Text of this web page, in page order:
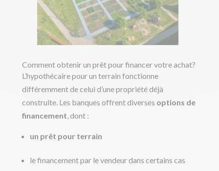
Comment obtenir un prêt pour financer votre achat?
L’hypothécaire pour un terrain fonctionne
différemment de celui d’une propriété déjà
construite. Les banques offrent diverses options de
financement, dont :
un prêt pour terrain
le financement par le vendeur dans certains cas